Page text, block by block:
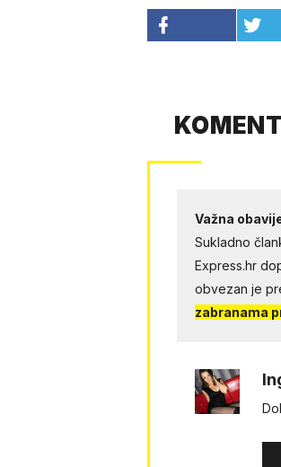
Važna
Sukladno
Express.hr
obvezan je
zabranama